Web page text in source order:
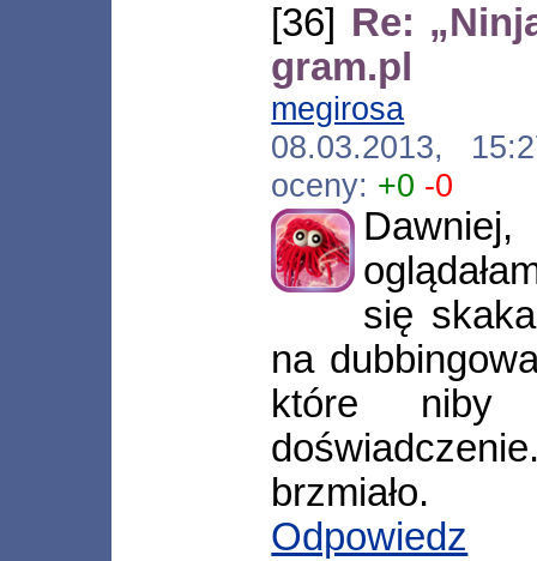
[36] Re:
gram.pl
megirosa
08.03.2013,
oceny: +0 -0
się
na
które niby
brzmiało.
Odpowiedz